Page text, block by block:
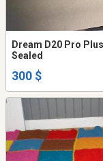
Dream D20 Pro
Sealed
300 $